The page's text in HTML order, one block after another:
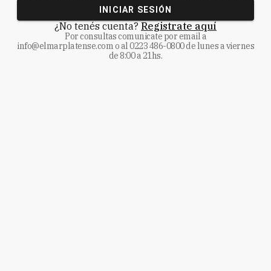
INICIAR SESIÓN
¿No tenés cuenta? Registrate aquí
Por consultas comunicate por email a
info@elmarplatense.como al0223 486-0800de lunes a viernes
de 8:00 a 21hs.